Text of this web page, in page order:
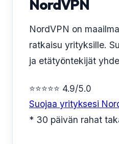
NordVPN
NordVPN on
ratkaisu yrityksille.
ja etätyöntekijät
⭐⭐⭐⭐⭐ 4.9/5.0
Suojaa yrityksesi
* 30 päivän rahat